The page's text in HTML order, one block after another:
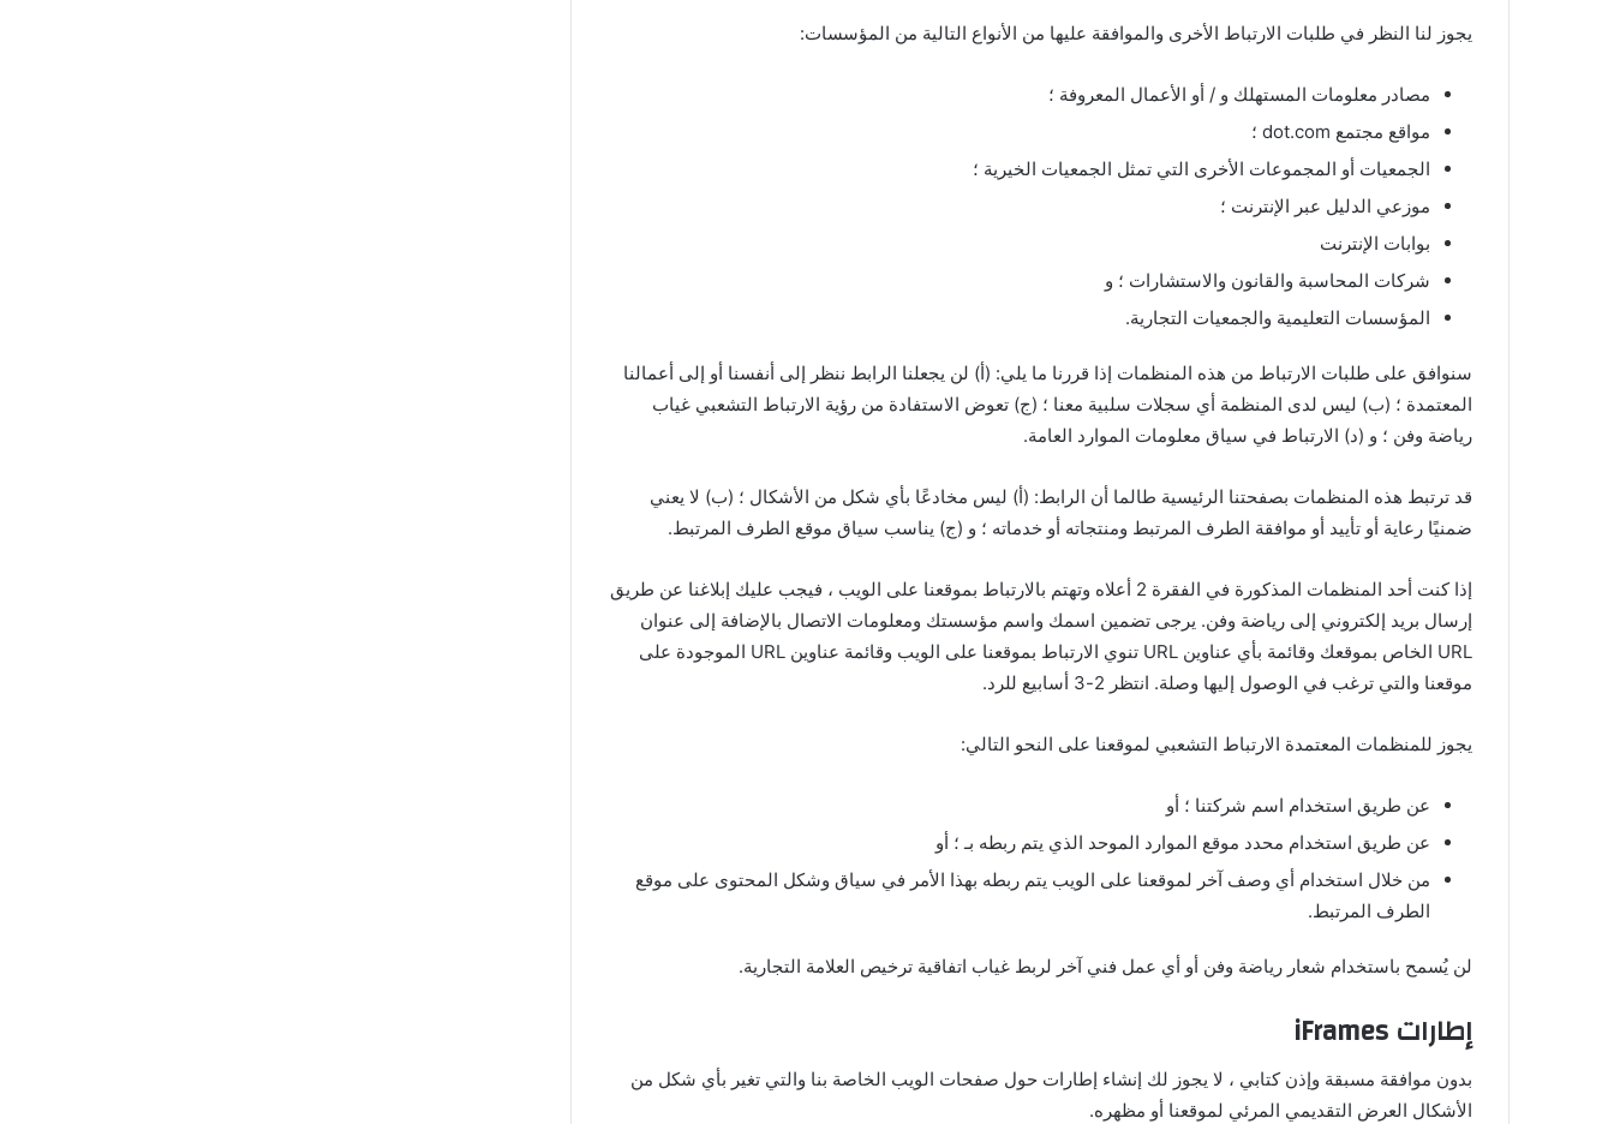
يجوز لنا النظر في طلبات الارتباط الأخرى والموافقة عليها من الأنواع التالية من المؤسسات:
مصادر معلومات المستهلك و / أو الأعمال المعروفة ؛
مواقع مجتمع dot.com ؛
الجمعيات أو المجموعات الأخرى التي تمثل الجمعيات الخيرية ؛
موزعي الدليل عبر الإنترنت ؛
بوابات الإنترنت
شركات المحاسبة والقانون والاستشارات ؛ و
المؤسسات التعليمية والجمعيات التجارية.
سنوافق على طلبات الارتباط من هذه المنظمات إذا قررنا ما يلي: (أ) لن يجعلنا الرابط ننظر إلى أنفسنا أو إلى أعمالنا
المعتمدة ؛ (ب) ليس لدى المنظمة أي سجلات سلبية معنا ؛ (ج) تعوض الاستفادة من رؤية الارتباط التشعبي غياب
رياضة وفن ؛ و (د) الارتباط في سياق معلومات الموارد العامة.
قد ترتبط هذه المنظمات بصفحتنا الرئيسية طالما أن الرابط: (أ) ليس مخادعًا بأي شكل من الأشكال ؛ (ب) لا يعني
ضمنيًا رعاية أو تأييد أو موافقة الطرف المرتبط ومنتجاته أو خدماته ؛ و (ج) يناسب سياق موقع الطرف المرتبط.
إذا كنت أحد المنظمات المذكورة في الفقرة 2 أعلاه وتهتم بالارتباط بموقعنا على الويب ، فيجب عليك إبلاغنا عن طريق
إرسال بريد إلكتروني إلى رياضة وفن. يرجى تضمين اسمك واسم مؤسستك ومعلومات الاتصال بالإضافة إلى عنوان
URL الخاص بموقعك وقائمة بأي عناوين URL تنوي الارتباط بموقعنا على الويب وقائمة عناوين URL الموجودة على
موقعنا والتي ترغب في الوصول إليها وصلة. انتظر 2-3 أسابيع للرد.
يجوز للمنظمات المعتمدة الارتباط التشعبي لموقعنا على النحو التالي:
عن طريق استخدام اسم شركتنا ؛ أو
عن طريق استخدام محدد موقع الموارد الموحد الذي يتم ربطه بـ ؛ أو
من خلال استخدام أي وصف آخر لموقعنا على الويب يتم ربطه بهذا الأمر في سياق وشكل المحتوى على موقع
الطرف المرتبط.
لن يُسمح باستخدام شعار رياضة وفن أو أي عمل فني آخر لربط غياب اتفاقية ترخيص العلامة التجارية.
إطارات iFrames
بدون موافقة مسبقة وإذن كتابي ، لا يجوز لك إنشاء إطارات حول صفحات الويب الخاصة بنا والتي تغير بأي شكل من
الأشكال العرض التقديمي المرئي لموقعنا أو مظهره.